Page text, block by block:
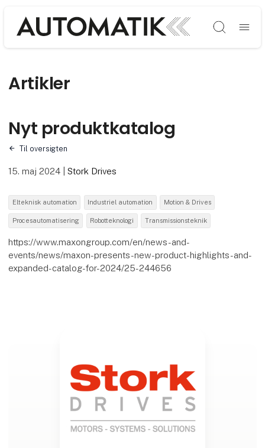
Søg
Artikler
Nyt produktkatalog
Til oversigten
15. maj 2024 |Stork Drives
Elteknisk automation Industriel automation Motion & Drives
Procesautomatisering Robotteknologi Transmissionsteknik
https://www.maxongroup.com/en/news-and-
events/news/maxon-presents-new-product-highlights-and-
expanded-catalog-for-2024/25-244656